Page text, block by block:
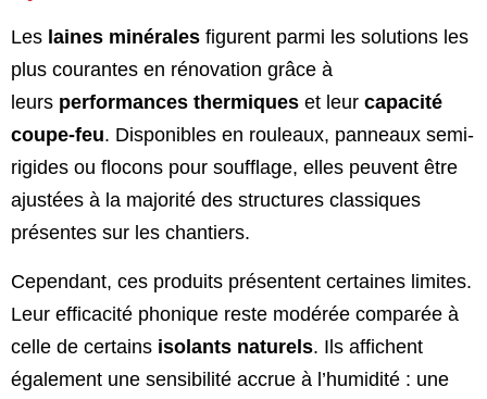
Les laines minérales figurent parmi les solutions les
plus courantes en rénovation grâce à
leurs performances thermiques et leur capacité
coupe-feu. Disponibles en rouleaux, panneaux semi-
rigides ou flocons pour soufflage, elles peuvent être
ajustées à la majorité des structures classiques
présentes sur les chantiers.
Cependant, ces produits présentent certaines limites.
Leur efficacité phonique reste modérée comparée à
celle de certains isolants naturels. Ils affichent
également une sensibilité accrue à l’humidité : une